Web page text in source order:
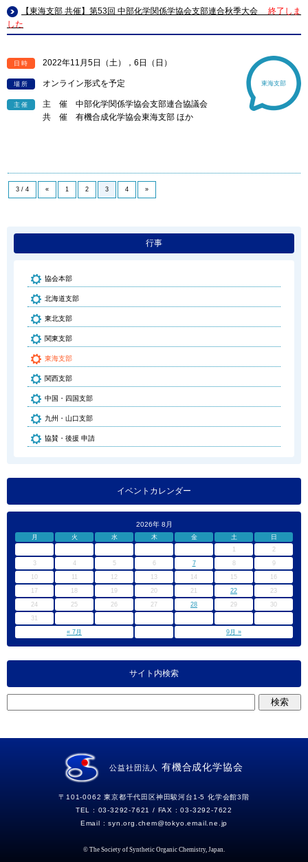
【東海支部 共催】第53回 中部化学関係学協会支部連合秋季大会
終了しま
した
日時 2022年11月5日（土），6日（日）
場所 オンライン形式を予定
主催
主 催 中部化学関係学協会支部連合協議会
共 催 有機合成化学協会東海支部 ほか
東海支部
3 / 4 « 1 2 3 4 »
行事
協会本部
北海道支部
東北支部
関東支部
東海支部
関西支部
中国・四国支部
九州・山口支部
協賛・後援 申請
イベントカレンダー
2026年 8月
月 火 水 木 金 土
日
2
3
4 5 6 7 8
9
10
12 13 14 15
16
17
18 19 20 21 22
23
24
25 26 27 28 29
30
31
« 7月
9月 »
サイト内検索
公益社団法人 有機合成化学協会
〒101-0062 東京都千代田区神田駿河台1-5 化学会館3階
TEL : 03-3292-7621 / FAX : 03-3292-7622
Email :syn.org.chem tokyo.email.ne.jp
© The Society of Synthetic Organic Chemistry, Japan.